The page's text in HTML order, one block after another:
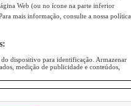
Web (ou no ícone na parte inferior
mais informação, consulte a nossa política
dispositivo para identificação. Armazenar
medição de publicidade e conteúdos,